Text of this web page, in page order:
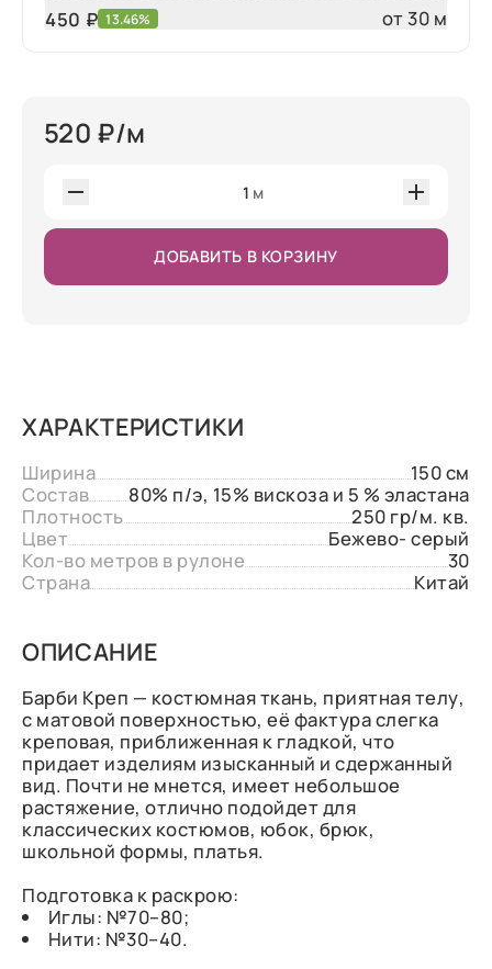
450 ₽ 13.46% от 30 м
520 ₽/м
1 м
ДОБАВИТЬ В КОРЗИНУ
ХАРАКТЕРИСТИКИ
Ширина
150 см
Состав
80% п/э, 15% вискоза и 5 % эластана
Плотность
250 гр/м. кв.
Цвет
Бежево- серый
Кол-во метров в рулоне
30
Страна
Китай
ОПИСАНИЕ
Барби Креп — костюмная ткань, приятная телу,
с матовой поверхностью, её фактура слегка
креповая, приближенная к гладкой, что
придает изделиям изысканный и сдержанный
вид. Почти не мнется, имеет небольшое
растяжение, отлично подойдет для
классических костюмов, юбок, брюк,
школьной формы, платья.
Подготовка к раскрою:
Иглы: №70–80;
Нити: №30–40.